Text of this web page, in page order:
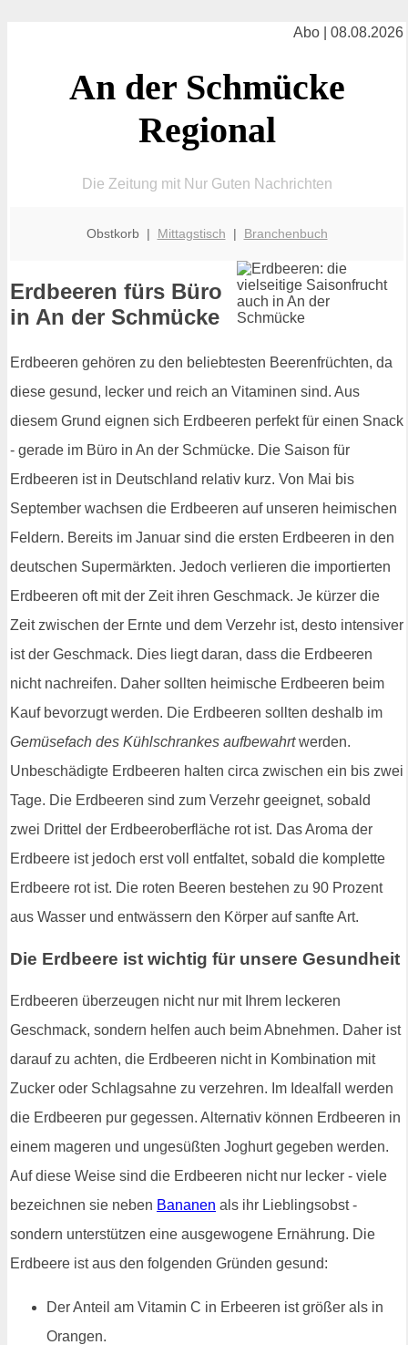
Abo | 08.08.2026
An der Schmücke
Regional
Die Zeitung mit Nur Guten Nachrichten
Obstkorb | Mittagstisch | Branchenbuch
Erdbeeren fürs Büro
in An der Schmücke
Erdbeeren gehören zu den beliebtesten Beerenfrüchten, da
diese gesund, lecker und reich an Vitaminen sind. Aus
diesem Grund eignen sich Erdbeeren perfekt für einen Snack
- gerade im Büro in An der Schmücke. Die Saison für
Erdbeeren ist in Deutschland relativ kurz. Von Mai bis
September wachsen die Erdbeeren auf unseren heimischen
Feldern. Bereits im Januar sind die ersten Erdbeeren in den
deutschen Supermärkten. Jedoch verlieren die importierten
Erdbeeren oft mit der Zeit ihren Geschmack. Je kürzer die
Zeit zwischen der Ernte und dem Verzehr ist, desto intensiver
ist der Geschmack. Dies liegt daran, dass die Erdbeeren
nicht nachreifen. Daher sollten heimische Erdbeeren beim
Kauf bevorzugt werden. Die Erdbeeren sollten deshalb im
Gemüsefach des Kühlschrankes aufbewahrtwerden.
Unbeschädigte Erdbeeren halten circa zwischen ein bis zwei
Tage. Die Erdbeeren sind zum Verzehr geeignet, sobald
zwei Drittel der Erdbeeroberfläche rot ist. Das Aroma der
Erdbeere ist jedoch erst voll entfaltet, sobald die komplette
Erdbeere rot ist. Die roten Beeren bestehen zu 90 Prozent
aus Wasser und entwässern den Körper auf sanfte Art.
Die Erdbeere ist wichtig für unsere Gesundheit
Erdbeeren überzeugen nicht nur mit Ihrem leckeren
Geschmack, sondern helfen auch beim Abnehmen. Daher ist
darauf zu achten, die Erdbeeren nicht in Kombination mit
Zucker oder Schlagsahne zu verzehren. Im Idealfall werden
die Erdbeeren pur gegessen. Alternativ können Erdbeeren in
einem mageren und ungesüßten Joghurt gegeben werden.
Auf diese Weise sind die Erdbeeren nicht nur lecker - viele
bezeichnen sie neben Bananen als ihr Lieblingsobst -
sondern unterstützen eine ausgewogene Ernährung. Die
Erdbeere ist aus den folgenden Gründen gesund:
Der Anteil am Vitamin C in Erbeeren ist größer als in
Orangen.